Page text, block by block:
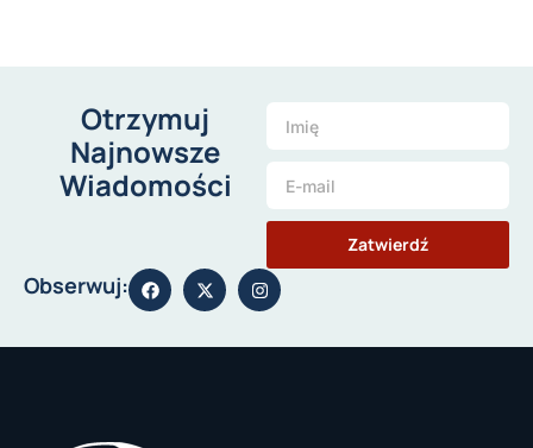
Otrzymuj
Najnowsze
Wiadomości
Zatwierdź
Obserwuj: